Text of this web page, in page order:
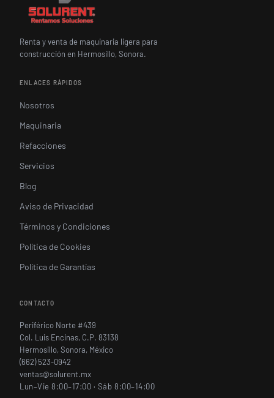
Renta y venta de maquinaria ligera para
construcción en Hermosillo, Sonora.
ENLACES RÁPIDOS
Nosotros
Maquinaria
Refacciones
Servicios
Blog
Aviso de Privacidad
Términos y Condiciones
Política de Cookies
Política de Garantías
CONTACTO
Periférico Norte #439
Col. Luis Encinas, C.P. 83138
Hermosillo, Sonora, México
(662) 523-0942
ventas@solurent.mx
Lun–Vie 8:00–17:00 · Sáb 8:00–14:00